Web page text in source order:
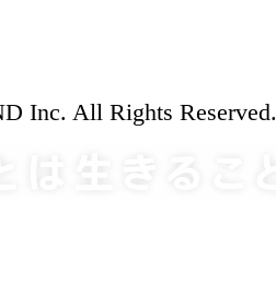
Inc. All Rights Reserved.